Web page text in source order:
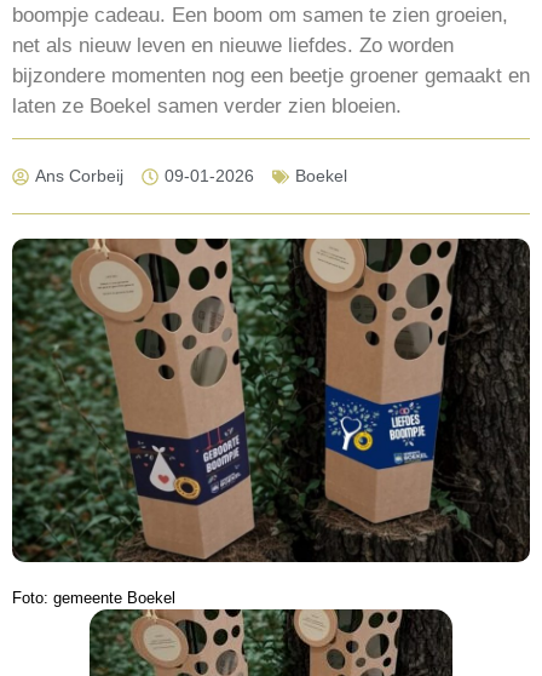
boompje cadeau. Een boom om samen te zien groeien,
net als nieuw leven en nieuwe liefdes. Zo worden
bijzondere momenten nog een beetje groener gemaakt en
laten ze Boekel samen verder zien bloeien.
Ans Corbeij 09-01-2026 Boekel
Foto: gemeente Boekel